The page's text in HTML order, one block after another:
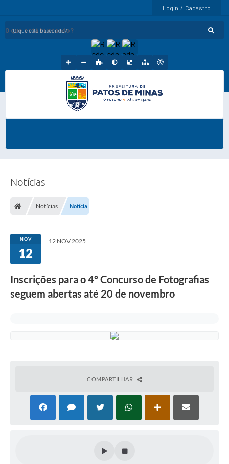
Login / Cadastro
O que está buscando?
Notícias
Notícias Notícia
NOV
12
12 NOV 2025
Inscrições para o 4º Concurso de Fotografias
seguem abertas até 20 de novembro
COMPARTILHAR